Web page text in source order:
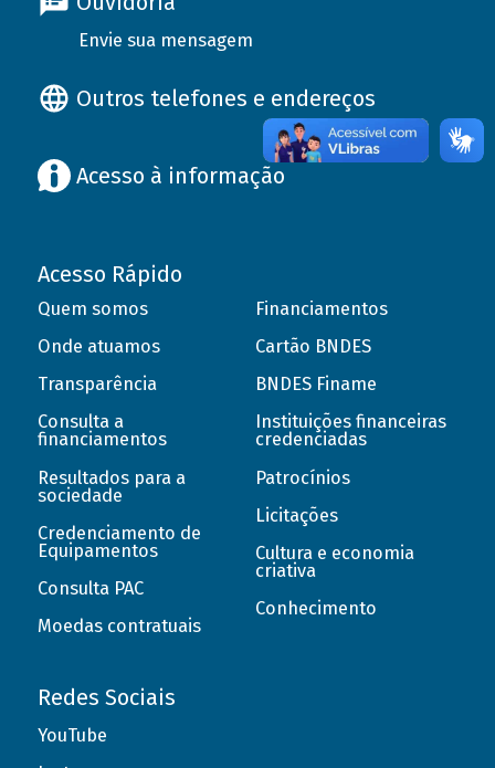
Envie sua mensagem
Outros telefones e endereços
Acesso à informação
Acesso Rápido
Quem somos
Onde atuamos
Transparência
Consulta a
financiamentos
Resultados para a
sociedade
Credenciamento de
Equipamentos
Consulta PAC
Moedas contratuais
Financiamentos
Cartão BNDES
BNDES Finame
Instituições financeiras
credenciadas
Patrocínios
Licitações
Cultura e economia
criativa
Conhecimento
Redes Sociais
YouTube